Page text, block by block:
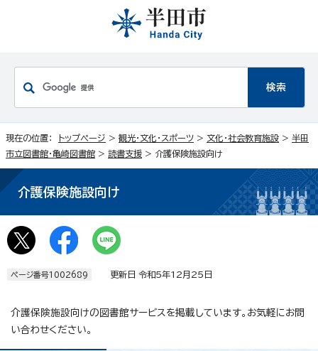
現在の位置： トップページ > 観光・文化・スポーツ > 文化・社会教育施設 > 半田
市立図書館・亀崎図書館 > 読書支援 > 介護保険施設向け
介護保険施設向け
ページ番号1002689 更新日 令和5年12月25日
介護保険施設向けの図書館サービスを掲載しています。お気軽にお問
い合わせください。